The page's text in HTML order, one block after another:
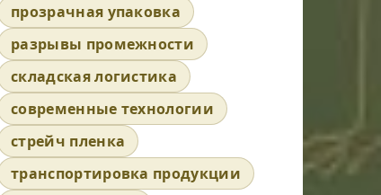
прозрачная упаковка
разрывы промежности
складская логистика
современные технологии
стрейч пленка
транспортировка продукции